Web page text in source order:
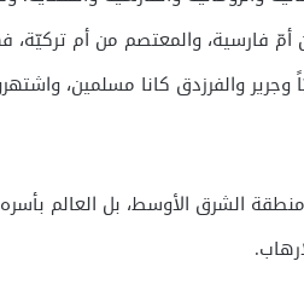
أمّ فارسية، والمعتصم من أم
والفرزدق كانا مسلمين،
الشرق الأوسط، بل العالم